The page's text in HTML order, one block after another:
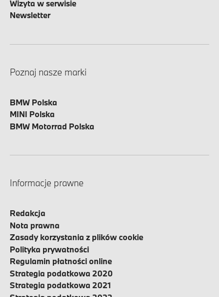
Wizyta w serwisie
Newsletter
Poznaj nasze marki
BMW Polska
MINI Polska
BMW Motorrad Polska
Informacje prawne
Redakcja
Nota prawna
Zasady korzystania z plików cookie
Polityka prywatności
Regulamin płatności online
Strategia podatkowa 2020
Strategia podatkowa 2021